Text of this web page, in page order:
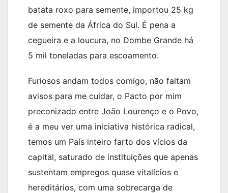
batata roxo para semente, importou 25 kg
de semente da África do Sul. É pena a
cegueira e a loucura, no Dombe Grande há
5 mil toneladas para escoamento.
Furiosos andam todos comigo, não faltam
avisos para me cuidar, o Pacto por mim
preconizado entre João Lourenço e o Povo,
é a meu ver uma iniciativa histórica radical,
temos um País inteiro farto dos vícios da
capital, saturado de instituições que apenas
sustentam empregos quase vitalícios e
hereditários, com uma sobrecarga de